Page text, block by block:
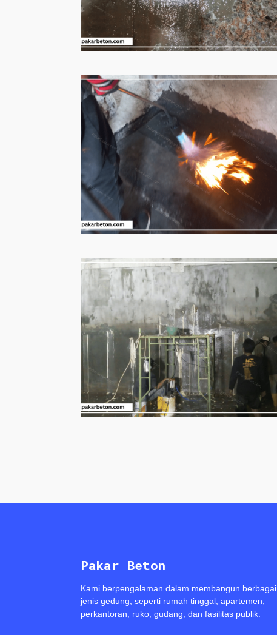
Pakar Beton
Kami berpengalaman dalam membangun berbagai
jenis gedung, seperti rumah tinggal, apartemen,
perkantoran, ruko, gudang, dan fasilitas publik.